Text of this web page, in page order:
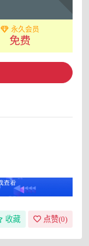
永久会员
免费
收藏 点赞(0)